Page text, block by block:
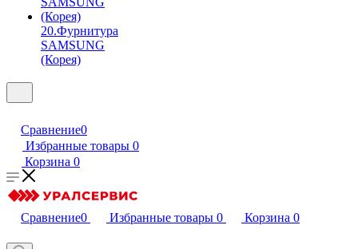
20.Фурнитура
SAMSUNG
(Корея)
Сравнение0
Избранные товары 0
Корзина 0
Сравнение0 Избранные товары 0 Корзина 0